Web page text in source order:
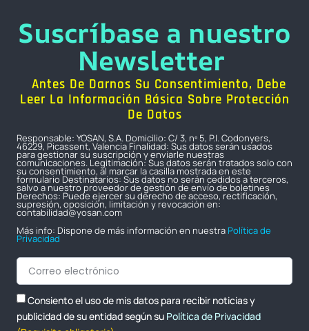
Suscríbase a nuestro
Newsletter
Antes De Darnos Su Consentimiento, Debe
Leer La Información Básica Sobre Protección
De Datos
Responsable: YOSAN, S.A. Domicilio: C/ 3, nº 5, P.I. Codonyers,
46229, Picassent, Valencia Finalidad: Sus datos serán usados
para gestionar su suscripción y enviarle nuestras
comunicaciones. Legitimación: Sus datos serán tratados solo con
su consentimiento, al marcar la casilla mostrada en este
formulario Destinatarios: Sus datos no serán cedidos a terceros,
salvo a nuestro proveedor de gestión de envío de boletines
Derechos: Puede ejercer su derecho de acceso, rectificación,
supresión, oposición, limitación y revocación en:
contabilidad@yosan.com
Más info: Dispone de más información en nuestra Política de
Privacidad
Consiento el uso de mis datos para recibir noticias y
publicidad de su entidad según su Política de Privacidad